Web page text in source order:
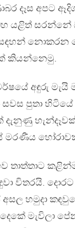
දෑස අපට
යළිත්
නොකරන
කියන්නෙමු.
අඳුරු
පුතා
මරණීය
තාත්තාට
විතරයි.
හමුදා
මැවිලා